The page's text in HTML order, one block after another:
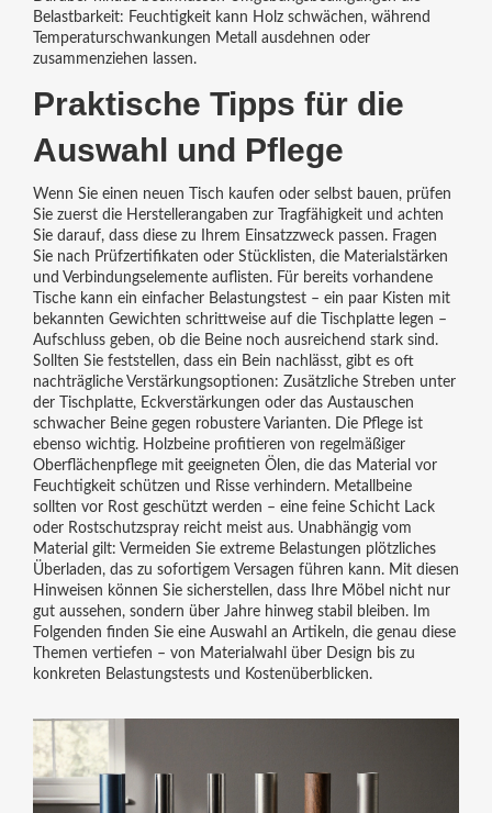
Belastbarkeit: Feuchtigkeit kann Holz schwächen, während
Temperaturschwankungen Metall ausdehnen oder
zusammenziehen lassen.
Praktische Tipps für die
Auswahl und Pflege
Wenn Sie einen neuen Tisch kaufen oder selbst bauen, prüfen
Sie zuerst die Herstellerangaben zur Tragfähigkeit und achten
Sie darauf, dass diese zu Ihrem Einsatzzweck passen. Fragen
Sie nach Prüfzertifikaten oder Stücklisten, die Materialstärken
und Verbindungselemente auflisten. Für bereits vorhandene
Tische kann ein einfacher Belastungstest – ein paar Kisten mit
bekannten Gewichten schrittweise auf die Tischplatte legen –
Aufschluss geben, ob die Beine noch ausreichend stark sind.
Sollten Sie feststellen, dass ein Bein nachlässt, gibt es oft
nachträgliche Verstärkungsoptionen: Zusätzliche Streben unter
der Tischplatte, Eckverstärkungen oder das Austauschen
schwacher Beine gegen robustere Varianten. Die Pflege ist
ebenso wichtig. Holzbeine profitieren von regelmäßiger
Oberflächenpflege mit geeigneten Ölen, die das Material vor
Feuchtigkeit schützen und Risse verhindern. Metallbeine
sollten vor Rost geschützt werden – eine feine Schicht Lack
oder Rostschutzspray reicht meist aus. Unabhängig vom
Material gilt: Vermeiden Sie extreme Belastungen plötzliches
Überladen, das zu sofortigem Versagen führen kann. Mit diesen
Hinweisen können Sie sicherstellen, dass Ihre Möbel nicht nur
gut aussehen, sondern über Jahre hinweg stabil bleiben. Im
Folgenden finden Sie eine Auswahl an Artikeln, die genau diese
Themen vertiefen – von Materialwahl über Design bis zu
konkreten Belastungstests und Kostenüberblicken.